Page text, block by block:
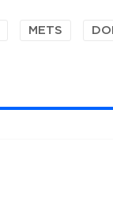
METS